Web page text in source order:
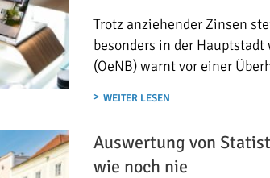
Trotz anziehender Zinsen
besonders in der
(OeNB) warnt vor einer
WEITER LESEN
Auswertung von
wie noch nie